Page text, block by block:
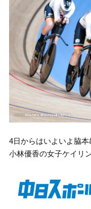
4日からはいよいよ脇
小林優香の女子ケイリ